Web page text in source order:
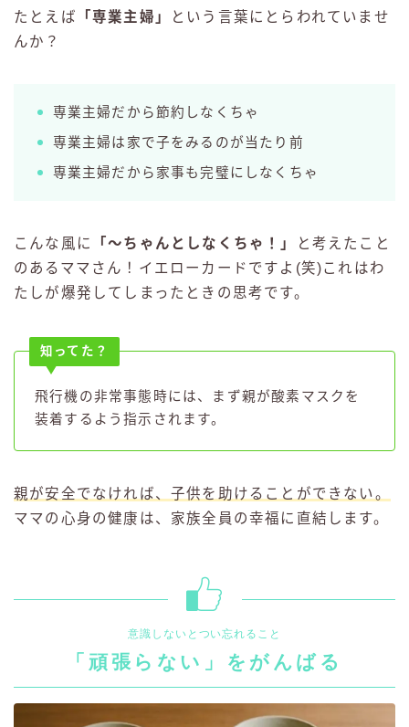
たとえば 「専業主婦」
という言葉にとらわれていませ
んか？
専業主婦だから節約しなくちゃ
専業主婦は家で子をみるのが当たり前
専業主婦だから家事も完璧にしなくちゃ
こんな風に 「〜ちゃんとしなくちゃ！」
と考えたこと
のあるママさん！イエローカードですよ(笑)これはわ
たしが爆発してしまったときの思考です。
知ってた？
飛行機の非常事態時には、まず親が酸素マスクを
装着するよう指示されます。
親が安全でなければ、子供を助けることができない。
ママの心身の健康は、家族全員の幸福に直結します。
意識しないとつい忘れること
「頑張らない」をがんばる